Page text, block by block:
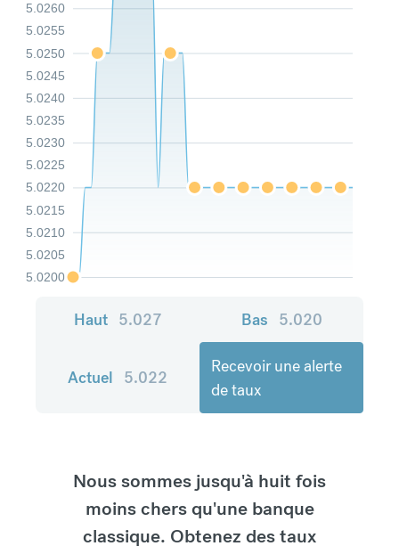
5.0200
5.0205
5.0210
5.0215
5.0220
5.0225
5.0230
5.0235
5.0240
5.0245
5.0250
5.0255
5.0260
Haut 5.027 Bas 5.020
Actuel 5.022
Recevoir une alerte
de taux
Nous sommes jusqu'à huit fois
moins chers qu'une banque
classique. Obtenez des taux